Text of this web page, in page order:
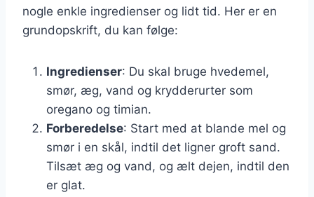
nogle enkle ingredienser og lidt tid. Her er en
grundopskrift, du kan følge:
Ingredienser: Du skal bruge hvedemel,
smør, æg, vand og krydderurter som
oregano og timian.
Forberedelse: Start med at blande mel og
smør i en skål, indtil det ligner groft sand.
Tilsæt æg og vand, og ælt dejen, indtil den
er glat.